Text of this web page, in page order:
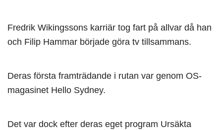
Fredrik Wikingssons karriär tog fart på allvar då han
och Filip Hammar började göra tv tillsammans.
Deras första framträdande i rutan var genom OS-
magasinet Hello Sydney.
Det var dock efter deras eget program Ursäkta